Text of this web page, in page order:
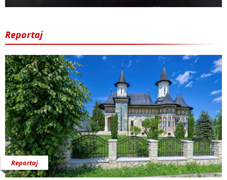
Reportaj
Reportaj